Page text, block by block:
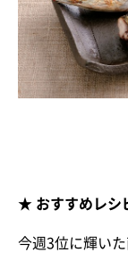
★ おすすめレシ
今週3位に輝い